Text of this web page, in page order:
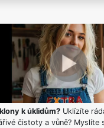
k úklidům? Uklízíte
čistoty a vůně? Myslíte